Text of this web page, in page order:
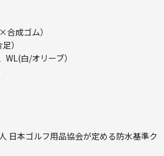
成ゴム）
）
白/オリーブ）
本ゴルフ用品協会が定める防水基準ク